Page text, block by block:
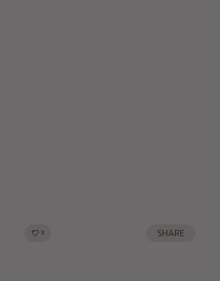
3 SHARE